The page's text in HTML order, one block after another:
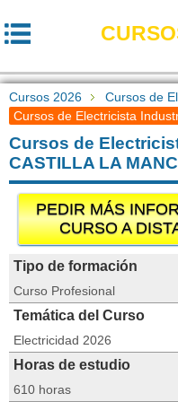
Cursos 2026
Cursos de
Cursos de Electricista
Cursos de
CASTILLA LA
PEDIR MÁS
CURSO A
Tipo de formación
Curso Profesional
Temática del Curso
Electricidad 2026
Horas de estudio
610 horas